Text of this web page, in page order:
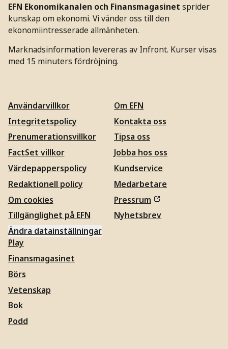
EFN Ekonomikanalen och Finansmagasinet sprider
kunskap om ekonomi. Vi vänder oss till den
ekonomiintresserade allmänheten.
Marknadsinformation levereras av Infront. Kurser visas
med 15 minuters fördröjning.
Användarvillkor
Integritetspolicy
Prenumerationsvillkor
FactSet villkor
Värdepapperspolicy
Redaktionell policy
Om cookies
Tillgänglighet på EFN
Ändra datainställningar
Om EFN
Kontakta oss
Tipsa oss
Jobba hos oss
Kundservice
Medarbetare
Pressrum
Nyhetsbrev
Play
Finansmagasinet
Börs
Vetenskap
Bok
Podd